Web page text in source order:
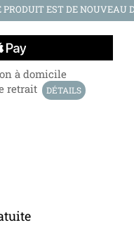
EST DE NOUVEAU
à domicile
retrait
DÉTAILS